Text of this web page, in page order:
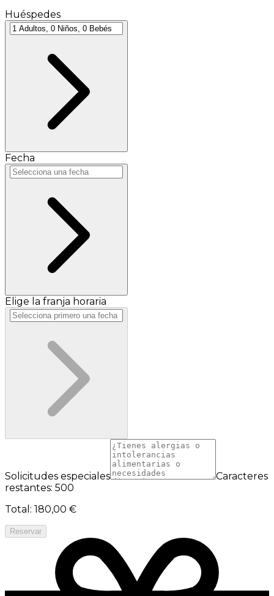
Huéspedes
Fecha
Elige la franja horaria
Solicitudes especiales
Caracteres
restantes: 500
Total : 180,00 €
Reservar